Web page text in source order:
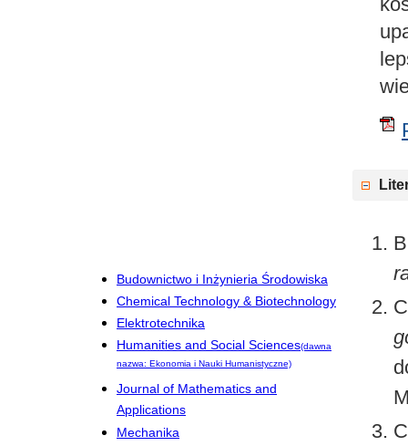
Budownictwo i Inżynieria Środowiska
Chemical Technology & Biotechnology
Elektrotechnika
Humanities and Social Sciences(dawna
nazwa: Ekonomia i Nauki Humanistyczne)
Journal of Mathematics and
Applications
Mechanika